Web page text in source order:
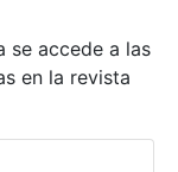
se accede a las
en la revista